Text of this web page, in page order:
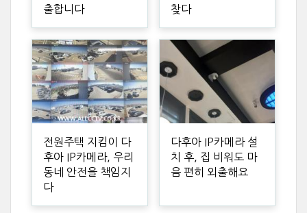
출합니다
찾다
전원주택 지킴이 다
후아 IP카메라, 우리
동네 안전을 책임지
다
다후아 IP카메라 설
치 후, 집 비워도 마
음 편히 외출해요